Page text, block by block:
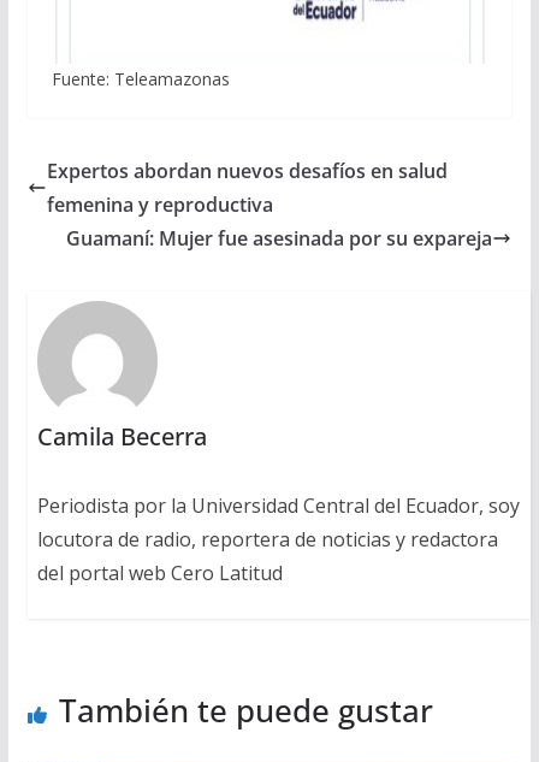
Fuente: Teleamazonas
Expertos abordan nuevos desafíos en salud
femenina y reproductiva
Guamaní: Mujer fue asesinada por su expareja
Camila Becerra
Periodista por la Universidad Central del Ecuador, soy
locutora de radio, reportera de noticias y redactora
del portal web Cero Latitud
También te puede gustar